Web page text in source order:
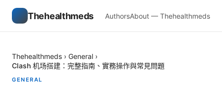
Thehealthmeds AuthorsAbout — Thehealthmeds
Thehealthmeds › General ›
Clash 机场搭建：完整指南、實務操作與常見問題
GENERAL